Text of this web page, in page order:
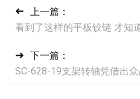
上一篇：
看到了这样的平板铰链 才知
下一篇：
SC-628-19支架转轴凭借出